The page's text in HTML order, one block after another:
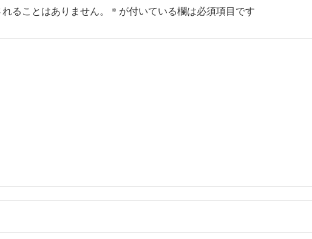
ることはありません。 * が付いている欄は必須項目です